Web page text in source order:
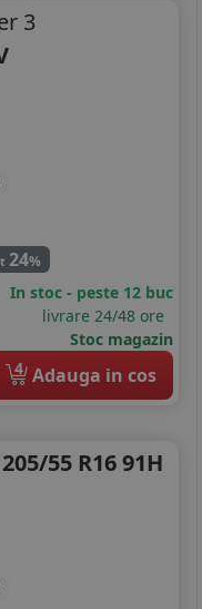
3
24%
In stoc - peste 12 buc
livrare 24/48 ore
Stoc magazin
4 Adauga in cos
205/55 R16 91H